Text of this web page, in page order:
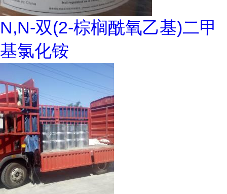
N,N-双(2-棕榈酰氧乙基)二甲
基氯化铵